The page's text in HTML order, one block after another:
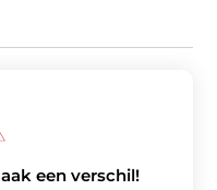
een verschil!